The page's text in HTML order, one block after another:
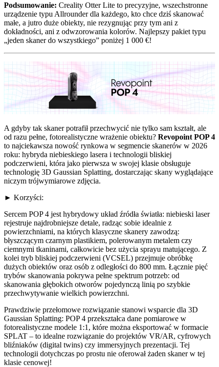
Podsumowanie: Creality Otter Lite to precyzyjne, wszechstronne
urządzenie typu Allrounder dla każdego, kto chce dziś skanować
małe, a jutro duże obiekty, nie rezygnując przy tym ani z
dokładności, ani z odwzorowania kolorów. Najlepszy pakiet typu
„jeden skaner do wszystkiego” poniżej 1 000 €!
A gdyby tak skaner potrafił przechwycić nie tylko sam kształt, ale
od razu pełne, fotorealistyczne wrażenie obiektu? Revopoint POP 4
to najciekawsza nowość rynkowa w segmencie skanerów w 2026
roku: hybryda niebieskiego lasera i technologii bliskiej
podczerwieni, która jako pierwsza w swojej klasie obsługuje
technologię 3D Gaussian Splatting, dostarczając skany wyglądające
niczym trójwymiarowe zdjęcia.
► Korzyści:
Sercem POP 4 jest hybrydowy układ źródła światła: niebieski laser
rejestruje najdrobniejsze detale, radząc sobie idealnie z
powierzchniami, na których klasyczne skanery zawodzą:
błyszczącym czarnym plastikiem, polerowanym metalem czy
ciemnymi tkaninami, całkowicie bez użycia sprayu matującego. Z
kolei tryb bliskiej podczerwieni (VCSEL) przejmuje obróbkę
dużych obiektów oraz osób z odległości do 800 mm. Łącznie pięć
trybów skanowania pokrywa pełne spektrum potrzeb: od
skanowania głębokich otworów pojedynczą linią po szybkie
przechwytywanie wielkich powierzchni.
Prawdziwie przełomowe rozwiązanie stanowi wsparcie dla 3D
Gaussian Splatting: POP 4 przekształca dane pomiarowe w
fotorealistyczne modele 1:1, które można eksportować w formacie
SPLAT – to idealne rozwiązanie do projektów VR/AR, cyfrowych
bliźniaków (digital twins) czy immersyjnych prezentacji. Tej
technologii dotychczas po prostu nie oferował żaden skaner w tej
klasie cenowej!